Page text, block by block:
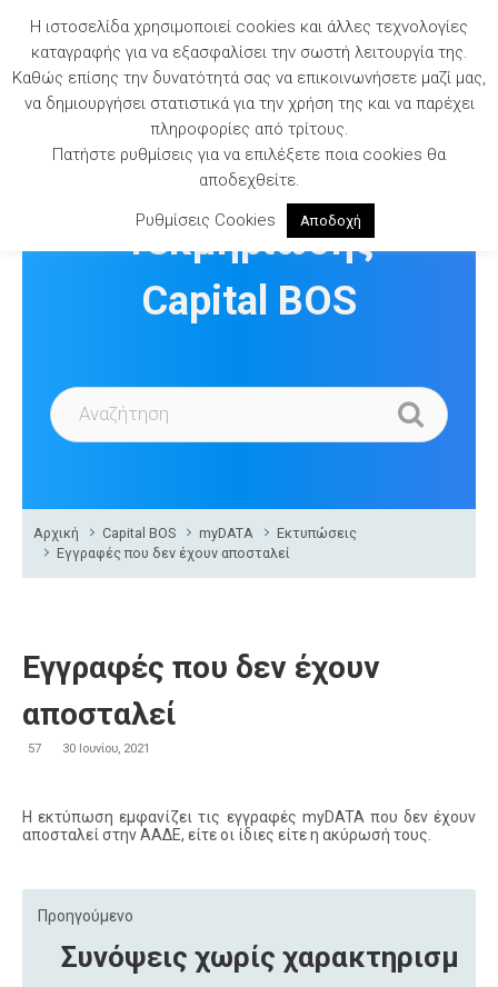
content
Βιβλιοθήκη
Τεκμηρίωσης
Capital BOS
Αρχική Capital BOS myDATA
Εκτυπώσεις
Εγγραφές που δεν έχουν αποσταλεί
Εγγραφές που δεν έχουν
αποσταλεί
57 30 Ιουνίου, 2021
Η εκτύπωση εμφανίζει τις εγγραφές myDATA που δεν έχουν
αποσταλεί στην ΑΑΔΕ, είτε οι ίδιες είτε η ακύρωσή τους.
Προηγούμενο
Συνόψεις χωρίς χαρακτηρισμό
Η ιστοσελίδα χρησιμοποιεί cookies και άλλες τεχνολογίες
καταγραφής για να εξασφαλίσει την σωστή λειτουργία της.
Καθώς επίσης την δυνατότητά σας να επικοινωνήσετε μαζί μας,
να δημιουργήσει στατιστικά για την χρήση της και να παρέχει
πληροφορίες από τρίτους.
Πατήστε ρυθμίσεις για να επιλέξετε ποια cookies θα
αποδεχθείτε.
Ρυθμίσεις Cookies
Αποδοχή